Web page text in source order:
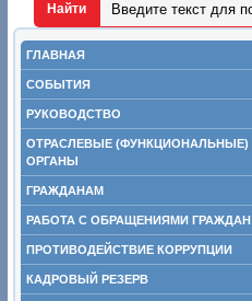
ГЛАВНАЯ
СОБЫТИЯ
РУКОВОДСТВО
ОТРАСЛЕВЫЕ (ФУНКЦИОНАЛЬНЫЕ)
ОРГАНЫ
ГРАЖДАНАМ
РАБОТА С ОБРАЩЕНИЯМИ ГРАЖДАН
ПРОТИВОДЕЙСТВИЕ КОРРУПЦИИ
КАДРОВЫЙ РЕЗЕРВ